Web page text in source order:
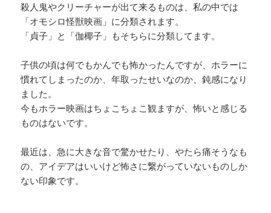
殺人鬼やクリーチャーが出て来るものは、私の中では
「オモシロ怪獣映画」に分類されます。
「貞子」と「伽椰子」もそちらに分類してます。
子供の頃は何でもかんでも怖かったんですが、ホラーに
慣れてしまったのか、年取ったせいなのか、鈍感になり
ました。
今もホラー映画はちょこちょこ観ますが、怖いと感じる
ものはないです。
最近は、急に大きな音で驚かせたり、やたら痛そうなも
の、アイデアはいいけど怖さに繋がっていないものしか
ない印象です。